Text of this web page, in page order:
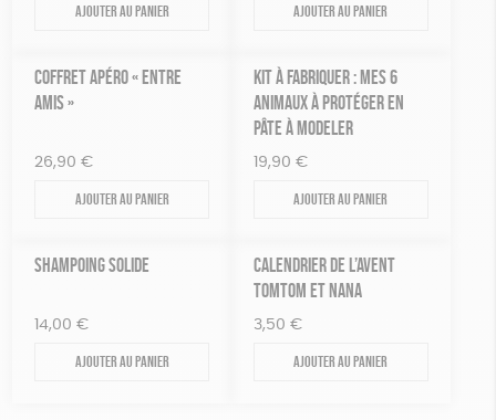
Ajouter au panier Ajouter au panier
COFFRET APÉRO « ENTRE
AMIS »
26,90 €
Ajouter au panier
KIT À FABRIQUER : MES 6
ANIMAUX À PROTÉGER EN
PÂTE À MODELER
19,90 €
Ajouter au panier
SHAMPOING SOLIDE
14,00 €
Ajouter au panier
CALENDRIER DE L’AVENT
TOMTOM ET NANA
3,50 €
Ajouter au panier